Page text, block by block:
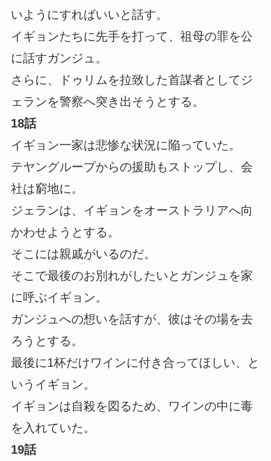
いようにすればいいと話す。
イギョンたちに先手を打って、祖母の罪を公
に話すガンジュ。
さらに、ドゥリムを拉致した首謀者としてジ
ェランを警察へ突き出そうとする。
18話
イギョン一家は悲惨な状況に陥っていた。
テヤングループからの援助もストップし、会
社は窮地に。
ジェランは、イギョンをオーストラリアへ向
かわせようとする。
そこには親戚がいるのだ。
そこで最後のお別れがしたいとガンジュを家
に呼ぶイギョン。
ガンジュへの想いを話すが、彼はその場を去
ろうとする。
最後に1杯だけワインに付き合ってほしい、と
いうイギョン。
イギョンは自殺を図るため、ワインの中に毒
を入れていた。
19話